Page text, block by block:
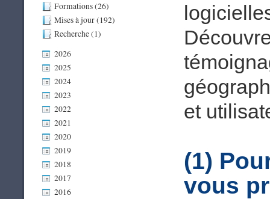
Formations (26)
Mises à jour (192)
Recherche (1)
2026
2025
2024
2023
2022
2021
2020
2019
2018
2017
2016
et
(1)
vous